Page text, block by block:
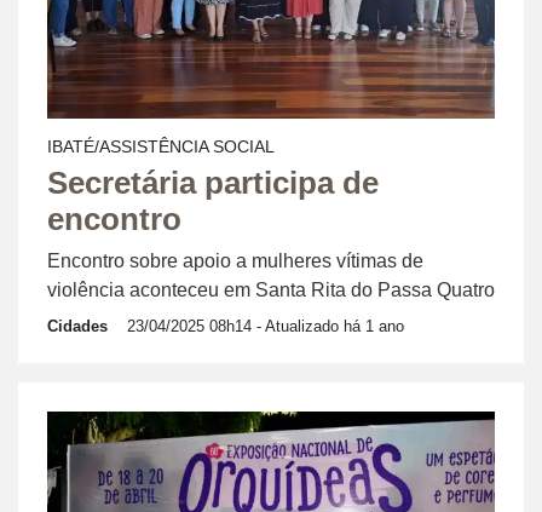
IBATÉ/ASSISTÊNCIA SOCIAL
Secretária participa de
encontro
Encontro sobre apoio a mulheres vítimas de
violência aconteceu em Santa Rita do Passa Quatro
Cidades 23/04/2025 08h14 - Atualizado há 1 ano